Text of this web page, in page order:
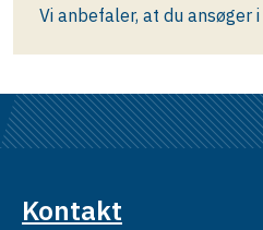
Vi anbefaler, at du ansøger i
Kontakt